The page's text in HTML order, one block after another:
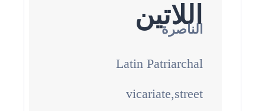
اللاتين
الناصرة
Latin Patriarchal
vicariate,street